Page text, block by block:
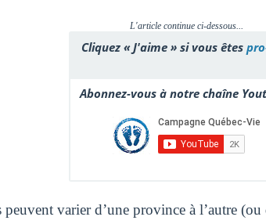
L'article continue ci-dessous...
Cliquez « J'aime » si vous êtes
Abonnez-vous à notre chaîne
varier d’une province à l’autre (ou